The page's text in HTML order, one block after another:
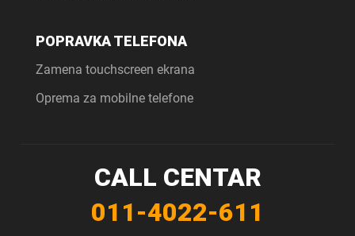
POPRAVKA TELEFONA
Zamena touchscreen ekrana
Oprema za mobilne telefone
CALL CENTAR
011-4022-611